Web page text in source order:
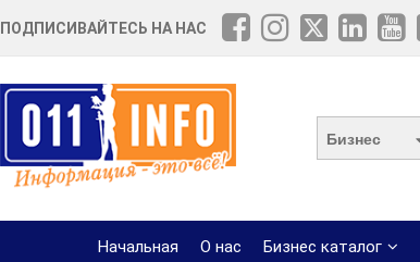
ПОДПИСИВАЙТЕСЬ НА НАС
Бизнес
Начальная О нас Бизнес каталог